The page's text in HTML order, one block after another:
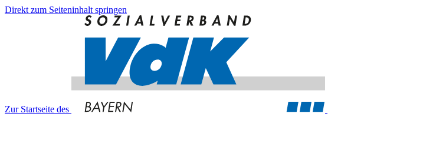
Direkt zum Seiteninhalt springen
Zur Startseite des